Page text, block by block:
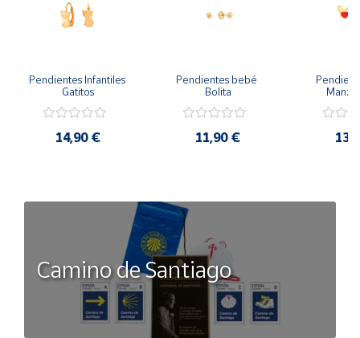
Pendientes Infantiles
Gatitos
14,90 €
Pendientes bebé
Bolita
11,90 €
Camino de Santiago